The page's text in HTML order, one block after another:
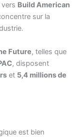
Build American
sur la
Future, telles que
, disposent
et 5,4 millions de
est bien